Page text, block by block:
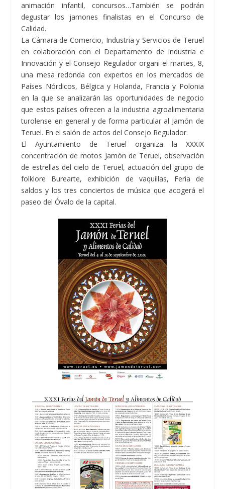
animación infantil, concursos…También se podrán
degustar los jamones finalistas en el Concurso de
Calidad.
La Cámara de Comercio, Industria y Servicios de Teruel
en colaboración con el Departamento de Industria e
Innovación y el Consejo Regulador organi el martes, 8,
una mesa redonda con expertos en los mercados de
Países Nórdicos, Bélgica y Holanda, Francia y Polonia
en la que se analizarán las oportunidades de negocio
que estos países ofrecen a la industria agroalimentaria
turolense en general y de forma particular al Jamón de
Teruel. En el salón de actos del Consejo Regulador.
El Ayuntamiento de Teruel organiza la XXXIX
concentración de motos Jamón de Teruel, observación
de estrellas del cielo de Teruel, actuación del grupo de
folklore Burearte, exhibición de vaquillas, Feria de
saldos y los tres conciertos de música que acogerá el
paseo del Óvalo de la capital.